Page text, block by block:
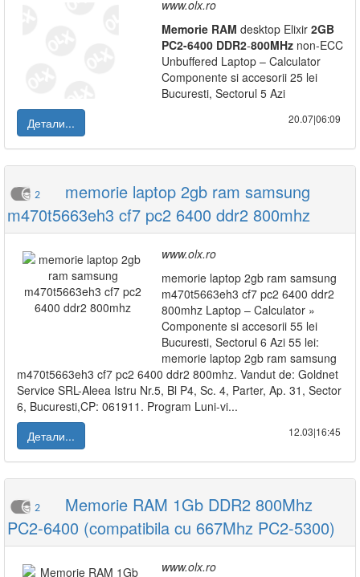
www.olx.ro
Memorie RAM desktop Elixir 2GB
PC2-6400 DDR2-800MHz non-ECC
Unbuffered Laptop – Calculator
Componente si accesorii 25 lei
Bucuresti, Sectorul 5 Azi
Детали...
20.07|06:09
2
memorie laptop 2gb ram samsung
m470t5663eh3 cf7 pc2 6400 ddr2 800mhz
www.olx.ro
memorie laptop 2gb ram samsung
m470t5663eh3 cf7 pc2 6400 ddr2
800mhz Laptop – Calculator »
Componente si accesorii 55 lei
Bucuresti, Sectorul 6 Azi 55 lei:
memorie laptop 2gb ram samsung
m470t5663eh3 cf7 pc2 6400 ddr2 800mhz. Vandut de: Goldnet
Service SRL-Aleea Istru Nr.5, Bl P4, Sc. 4, Parter, Ap. 31, Sector
6, Bucuresti,CP: 061911. Program Luni-vi...
Детали...
12.03|16:45
2
Memorie RAM 1Gb DDR2 800Mhz
PC2-6400 (compatibila cu 667Mhz PC2-5300)
www.olx.ro